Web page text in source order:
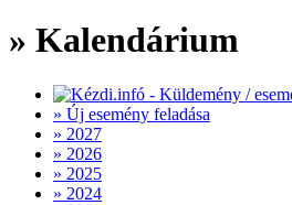
» Kalendárium
» Új esemény feladása
» 2027
» 2026
» 2025
» 2024